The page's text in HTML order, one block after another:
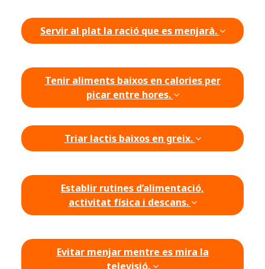
Servir al plat la ració que es menjarà.
Tenir aliments baixos en calories per
picar entre hores.
Triar lactis baixos en greix.
Establir rutines d’alimentació,
activitat física i descans.
Evitar menjar mentre es mira la
televisió.